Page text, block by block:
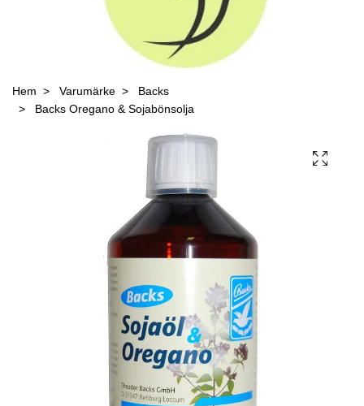
Hem Varumärke
Backs
Backs Oregano & Sojabönsolja